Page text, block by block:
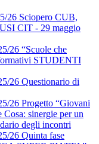
26 Sciopero CUB,
CIT - 29 maggio
26 “Scuole che
STUDENTI
26 Questionario di
26 Progetto “Giovani
sinergie per un
degli incontri
26 Quinta fase